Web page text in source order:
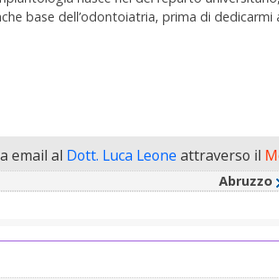
base dell’odontoiatria, prima di dedicarmi
email al Dott. Luca Leone attraverso il
Abruzzo